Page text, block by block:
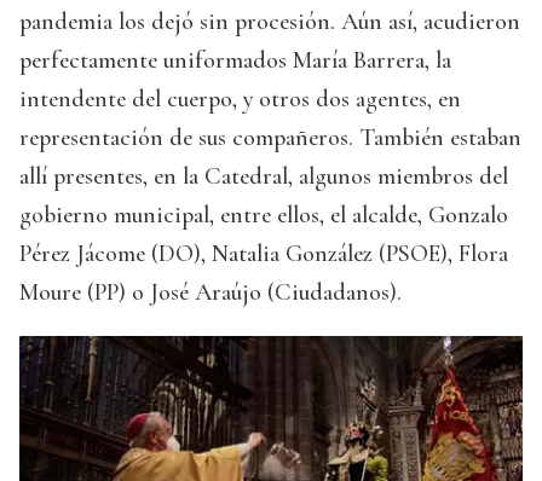
pandemia los dejó sin procesión. Aún así, acudieron
perfectamente uniformados María Barrera, la
intendente del cuerpo, y otros dos agentes, en
representación de sus compañeros. También estaban
allí presentes, en la Catedral, algunos miembros del
gobierno municipal, entre ellos, el alcalde, Gonzalo
Pérez Jácome (DO), Natalia González (PSOE), Flora
Moure (PP) o José Araújo (Ciudadanos).